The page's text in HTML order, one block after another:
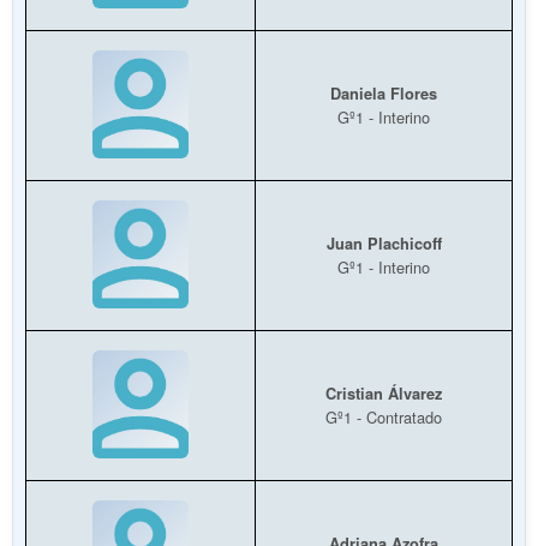
Daniela Flores
Gº1 - Interino
Juan Plachicoff
Gº1 - Interino
Cristian Álvarez
Gº1 - Contratado